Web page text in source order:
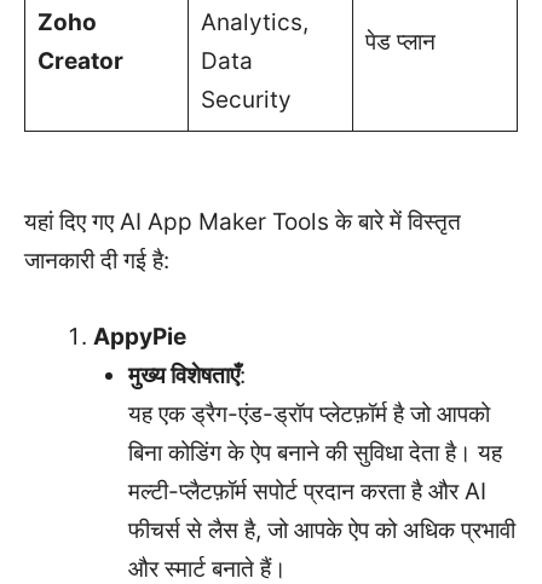
Zoho
Creator
Analytics,
Data
Security
पेड प्लान
यहां दिए गए AI App Maker Tools के बारे में विस्तृत
जानकारी दी गई है:
AppyPie
मुख्य विशेषताएँ:
यह एक ड्रैग-एंड-ड्रॉप प्लेटफ़ॉर्म है जो आपको
बिना कोडिंग के ऐप बनाने की सुविधा देता है। यह
मल्टी-प्लैटफ़ॉर्म सपोर्ट प्रदान करता है और AI
फीचर्स से लैस है, जो आपके ऐप को अधिक प्रभावी
और स्मार्ट बनाते हैं।